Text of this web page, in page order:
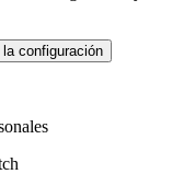
la configuración